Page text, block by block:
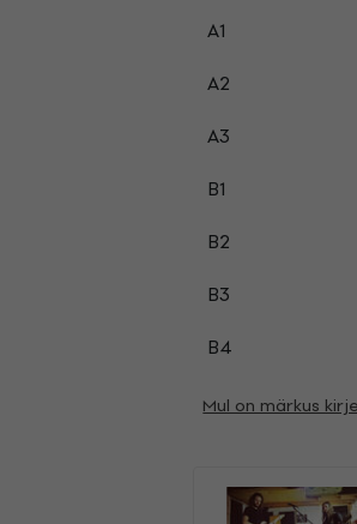
A1
A2
A3
B1
B2
B3
B4
Mul on märkus